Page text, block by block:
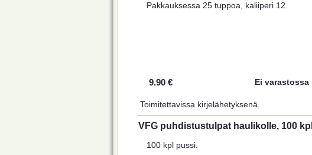
Pakkauksessa 25 tuppoa, kaliiperi 12.
9.90 € Ei varastossa
Toimitettavissa kirjelähetyksenä.
VFG puhdistustulpat haulikolle, 100
100 kpl pussi.